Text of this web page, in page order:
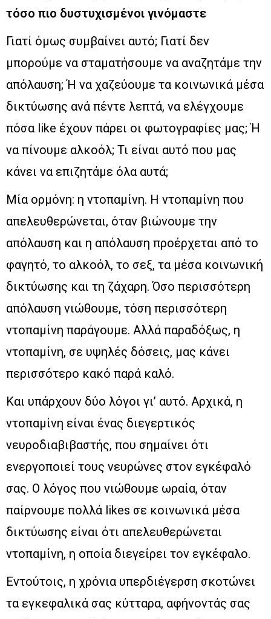
τόσο πιο δυστυχισμένοι γινόμαστε
Γιατί όμως συμβαίνει αυτό; Γιατί δεν
μπορούμε να σταματήσουμε να αναζητάμε την
απόλαυση; Ή να χαζεύουμε τα κοινωνικά μέσα
δικτύωσης ανά πέντε λεπτά, να ελέγχουμε
πόσα like έχουν πάρει οι φωτογραφίες μας; Ή
να πίνουμε αλκοόλ; Τι είναι αυτό που μας
κάνει να επιζητάμε όλα αυτά;
Μία ορμόνη: η ντοπαμίνη. Η ντοπαμίνη που
απελευθερώνεται, όταν βιώνουμε την
απόλαυση και η απόλαυση προέρχεται από το
φαγητό, το αλκοόλ, το σεξ, τα μέσα κοινωνική
δικτύωσης και τη ζάχαρη. Όσο περισσότερη
απόλαυση νιώθουμε, τόση περισσότερη
ντοπαμίνη παράγουμε. Αλλά παραδόξως, η
ντοπαμίνη, σε υψηλές δόσεις, μας κάνει
περισσότερο κακό παρά καλό.
Και υπάρχουν δύο λόγοι γι’ αυτό. Αρχικά, η
ντοπαμίνη είναι ένας διεγερτικός
νευροδιαβιβαστής, που σημαίνει ότι
ενεργοποιεί τους νευρώνες στον εγκέφαλό
σας. Ο λόγος που νιώθουμε ωραία, όταν
παίρνουμε πολλά likes σε κοινωνικά μέσα
δικτύωσης είναι ότι απελευθερώνεται
ντοπαμίνη, η οποία διεγείρει τον εγκέφαλο.
Εντούτοις, η χρόνια υπερδιέγερση σκοτώνει
τα εγκεφαλικά σας κύτταρα, αφήνοντάς σας